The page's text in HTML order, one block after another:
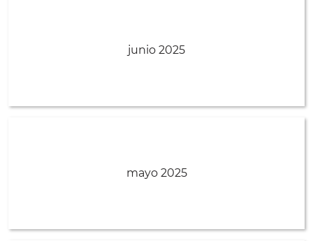
junio 2025
mayo 2025